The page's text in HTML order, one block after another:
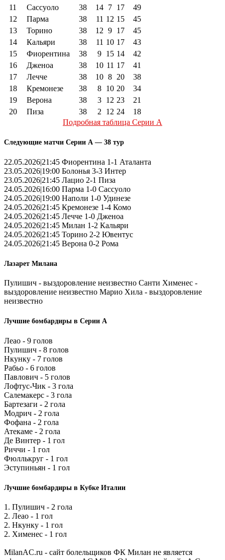
11
Сассуоло 38 14 7 17
49
12
Парма 38 11 12 15
45
13
Торино 38 12 9 17
45
14
Кальяри 38 11 10 17
43
15
Фиорентина 38 9 15 14
42
16
Дженоа 38 10 11 17
41
17
Лечче 38 10 8 20
38
18
Кремонезе 38 8 10 20
34
19
Верона 38 3 12 23
21
20
Пиза 38 2 12 24
18
Подробная таблица Серии А
Следующие матчи Серии А — 38 тур
22.05.2026|21:45 Фиорентина 1-1 Аталанта
23.05.2026|19:00 Болонья 3-3 Интер
23.05.2026|21:45 Лацио 2-1 Пиза
24.05.2026|16:00 Парма 1-0 Сассуоло
24.05.2026|19:00 Наполи 1-0 Удинезе
24.05.2026|21:45 Кремонезе 1-4 Комо
24.05.2026|21:45 Лечче 1-0 Дженоа
24.05.2026|21:45 Милан 1-2 Кальяри
24.05.2026|21:45 Торино 2-2 Ювентус
24.05.2026|21:45 Верона 0-2 Рома
Лазарет Милана
Пулишич - выздоровление неизвестно Санти Хименес -
выздоровление неизвестно Марио Хила - выздоровление
неизвестно
Лучшие бомбардиры в Серии А
Леао - 9 голов
Пулишич - 8 голов
Нкунку - 7 голов
Рабьо - 6 голов
Павлович - 5 голов
Лофтус-Чик - 3 гола
Салемакерс - 3 гола
Бартезаги - 2 гола
Модрич - 2 гола
Фофана - 2 гола
Атекаме - 2 гола
Де Винтер - 1 гол
Риччи - 1 гол
Фюллькруг - 1 гол
Эступиньян - 1 гол
Лучшие бомбардиры в Кубке Италии
1. Пулишич - 2 гола
2. Леао - 1 гол
2. Нкунку - 1 гол
2. Хименес - 1 гол
MilanAC.ru - сайт болельщиков ФК Милан не является